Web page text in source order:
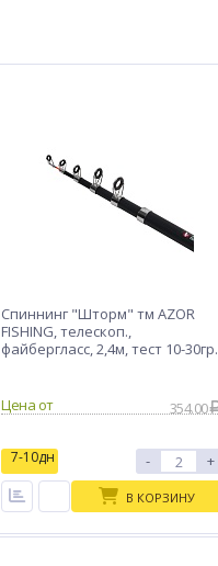
Спиннинг "Шторм" тм AZOR
FISHING, телескоп.,
файбергласс, 2,4м, тест 10-30гр.
Цена от 354.00
7-10дн - +
В КОРЗИНУ